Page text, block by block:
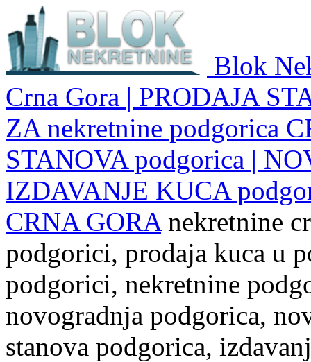
Blok
Crna Gora | PRODAJA
ZA nekretnine podgorica
STANOVA podgorica |
IZDAVANJE KUCA
CRNA GORA nekretnine
podgorici, prodaja kuca u
podgorici, nekretnine
novogradnja podgorica,
stanova podgorica,